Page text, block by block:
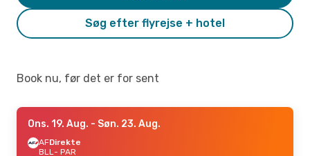
Søg efter flyrejse + hotel
Book nu, før det er for sent
Ons. 19. Aug. - Søn. 23. Aug.
AFDirekte
BLL- PAR